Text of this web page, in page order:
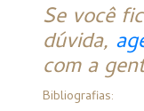
Se você
dúvida,
com a
Bibliografias: